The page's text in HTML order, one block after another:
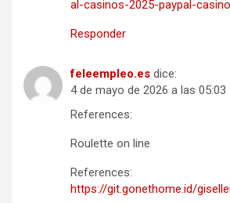
al-casinos-2025-paypal-
Responder
feleempleo.es dice:
4 de mayo de 2026 a las 05:03
References:
Roulette on line
References:
https://git.gonethome.id/